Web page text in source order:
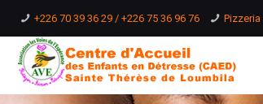
+226 70 39 36 29 / +226 75 36 96 76 Pizzeria